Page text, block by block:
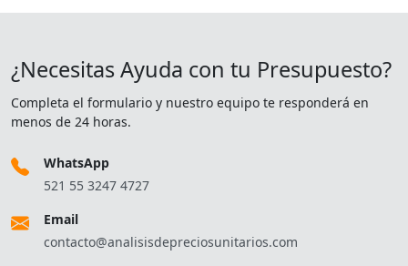
¿Necesitas Ayuda con tu Presupuesto?
Completa el formulario y nuestro equipo te responderá en
menos de 24 horas.
WhatsApp
521 55 3247 4727
Email
contacto@analisisdepreciosunitarios.com